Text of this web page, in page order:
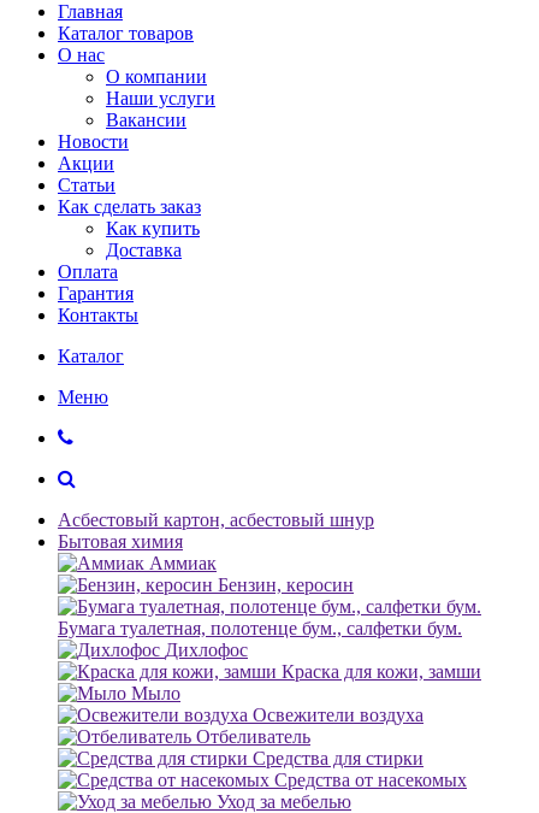
Главная
Каталог товаров
О нас
О компании
Наши услуги
Вакансии
Новости
Акции
Статьи
Как сделать заказ
Как купить
Доставка
Оплата
Гарантия
Контакты
Каталог
Меню
Асбестовый картон, асбестовый шнур
Бытовая химия
Аммиак
Бензин, керосин
Бумага туалетная, полотенце бум., салфетки бум.
Дихлофос
Краска для кожи, замши
Мыло
Освежители воздуха
Отбеливатель
Средства для стирки
Средства от насекомых
Уход за мебелью